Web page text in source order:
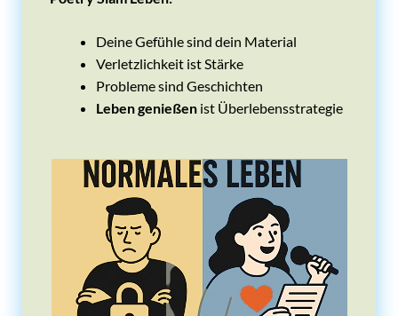
Deine Gefühle sind dein Material
Verletzlichkeit ist Stärke
Probleme sind Geschichten
Leben genießen ist Überlebensstrategie